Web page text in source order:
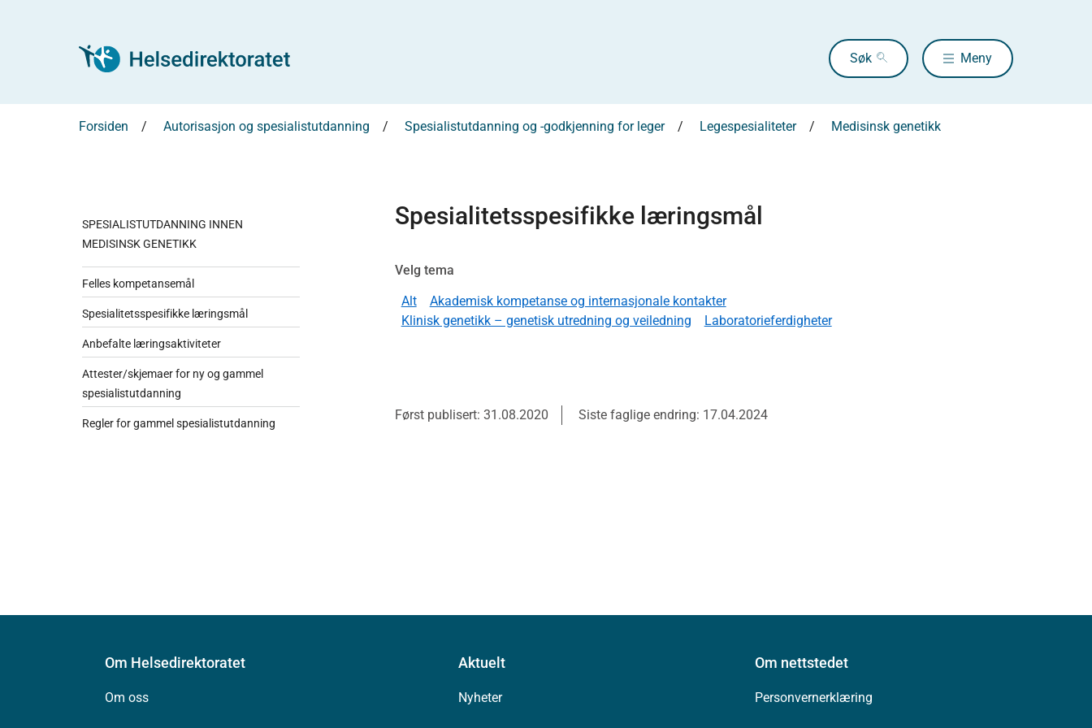
Søk Meny
Forsiden Autorisasjon og spesialistutdanning Spesialistutdanning og -godkjenning for leger Legespesialiteter Medisinsk genetikk
SPESIALISTUTDANNING INNEN
MEDISINSK GENETIKK
Felles kompetansemål
Spesialitetsspesifikke læringsmål
Anbefalte læringsaktiviteter
Attester/skjemaer for ny og gammel
spesialistutdanning
Regler for gammel spesialistutdanning
Spesialitetsspesifikke læringsmål
Velg tema
Alt
Akademisk kompetanse og internasjonale kontakter
Klinisk genetikk – genetisk utredning og veiledning
Laboratorieferdigheter
Først publisert: 31.08.2020 Siste faglige endring: 17.04.2024
Om Helsedirektoratet
Om oss
Aktuelt
Nyheter
Om nettstedet
Personvernerklæring